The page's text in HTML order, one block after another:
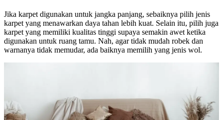
Jika karpet digunakan untuk jangka panjang, sebaiknya pilih jenis
karpet yang menawarkan daya tahan lebih kuat. Selain itu, pilih juga
karpet yang memiliki kualitas tinggi supaya semakin awet ketika
digunakan untuk ruang tamu. Nah, agar tidak mudah robek dan
warnanya tidak memudar, ada baiknya memilih yang jenis wol.